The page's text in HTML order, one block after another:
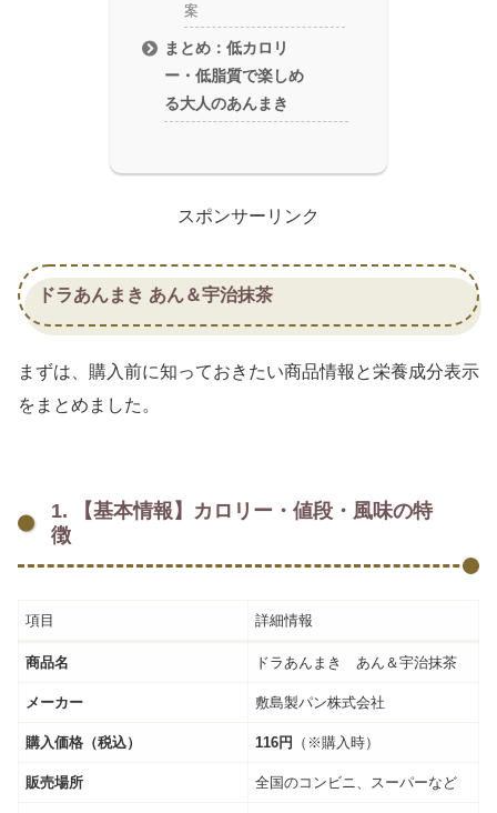
案
まとめ：低カロリ
ー・低脂質で楽しめ
る大人のあんまき
スポンサーリンク
ドラあんまき あん＆宇治抹茶
まずは、購入前に知っておきたい商品情報と栄養成分表示
をまとめました。
1. 【基本情報】カロリー・値段・風味の特
徴
項目 詳細情報
商品名 ドラあんまき あん＆宇治抹茶
メーカー 敷島製パン株式会社
購入価格（税込） 116円 （※購入時）
販売場所 全国のコンビニ、スーパーなど